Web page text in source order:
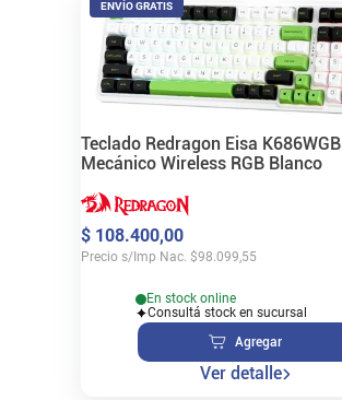
ENVÍO GRATIS
Teclado Redragon Eisa K686WGB
Mecánico Wireless RGB Blanco
$ 108.400,00
Precio s/Imp Nac. $98.099,55
En stock online
Consultá stock en sucursal
Agregar
Ver detalle